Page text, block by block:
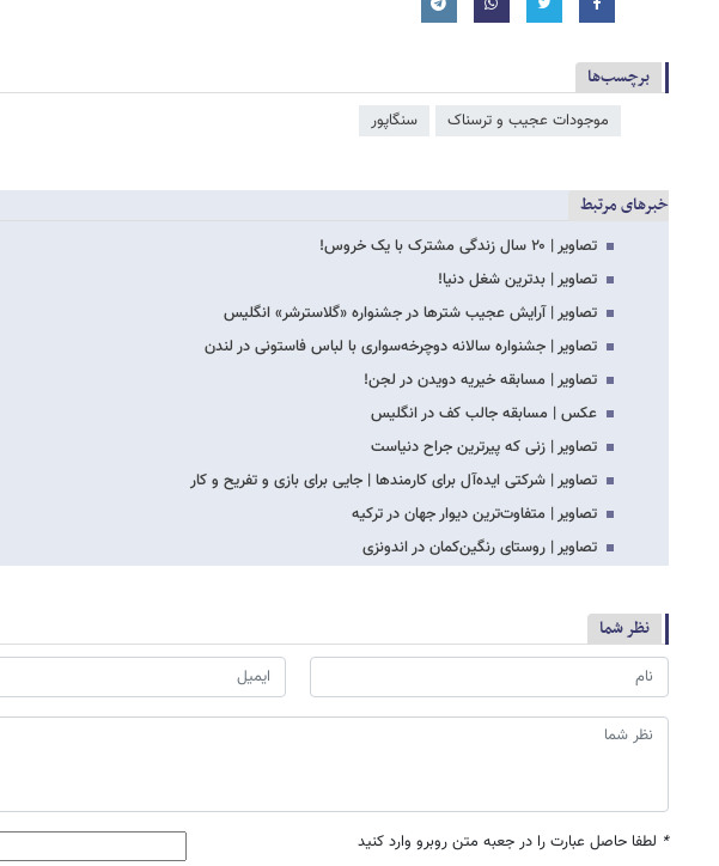
برچسب‌ها
موجودات عجیب و ترسناک سنگاپور
خبرهای مرتبط
تصاویر | ۲۰ سال زندگی مشترک با یک خروس!
تصاویر | بدترین شغل دنیا!
تصاویر | آرایش عجیب شترها در جشنواره «گلاسترشر» انگلیس
تصاویر | جشنواره سالانه دوچرخه‌سواری با لباس فاستونی در لندن
تصاویر | مسابقه خیریه دویدن در لجن!
عکس | مسابقه جالب کف در انگلیس
تصاویر | زنی که پیرترین جراح دنیاست
تصاویر | شرکتی ایده‌آل برای کارمندها | جایی برای بازی و تفریح و کار
تصاویر | متفاوت‌ترین دیوار جهان در ترکیه
تصاویر | روستای رنگین‌کمان در اندونزی
نظر شما
* لطفا حاصل عبارت را در جعبه متن روبرو وارد کنید